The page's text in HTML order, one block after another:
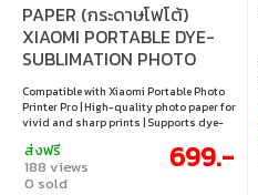
PAPER (กระดาษโฟโต้)
XIAOMI PORTABLE DYE-
SUBLIMATION PHOTO
PAPER 50SHEETS -
BHR082PGL
Compatible with Xiaomi Portable Photo
Printer Pro | High-quality photo paper for
vivid and sharp prints | Supports dye-
Automatic lamination helps resist
moisture and fading | Ideal for printing
and preserving everyday memories
ส่งฟรี
188 views
0 sold
699.-